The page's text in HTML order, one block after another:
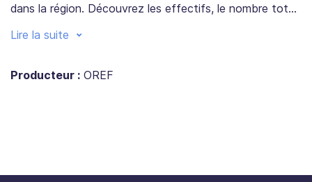
dans la région. Découvrez les effectifs, le nombre total
de lycées et l’évolution des effectifs scolaires par
Lire la suite
Producteur : OREF